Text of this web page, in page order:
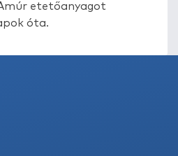
etetőanyagot
óta.